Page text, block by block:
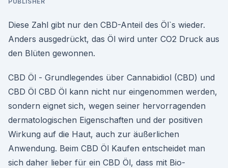
Diese Zahl gibt nur den CBD-Anteil des Öl`s wieder.
Anders ausgedrückt, das Öl wird unter CO2 Druck aus
den Blüten gewonnen.
CBD Öl - Grundlegendes über Cannabidiol (CBD) und
CBD Öl CBD Öl kann nicht nur eingenommen werden,
sondern eignet sich, wegen seiner hervorragenden
dermatologischen Eigenschaften und der positiven
Wirkung auf die Haut, auch zur äußerlichen
Anwendung. Beim CBD Öl Kaufen entscheidet man
sich daher lieber für ein CBD Öl, dass mit Bio-